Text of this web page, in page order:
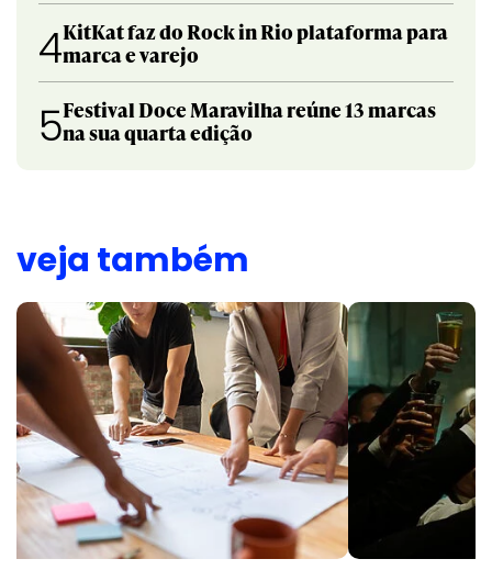
4KitKat faz do Rock in Rio plataforma para
marca e varejo
5Festival Doce Maravilha reúne 13 marcas
na sua quarta edição
veja também